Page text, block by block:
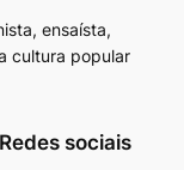
ensaísta,
cultura popular
Redes sociais